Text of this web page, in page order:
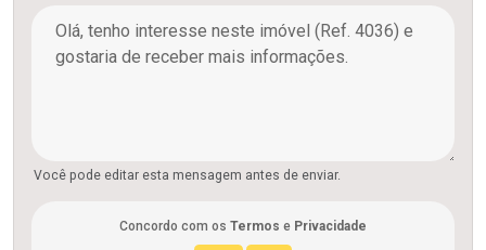
Você pode editar esta mensagem antes de enviar.
Concordo com os Termos e Privacidade